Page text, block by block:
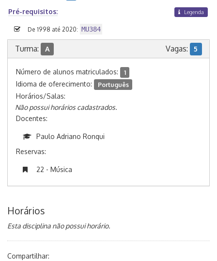
Pré-requisitos: Legenda
De 1998 até 2020: MU384
Turma: A Vagas: 5
Número de alunos matriculados: 1
Idioma de oferecimento: Português
Horários/Salas:
Não possui horários cadastrados.
Docentes:
Paulo Adriano Ronqui
Reservas:
22 - Música
Horários
Esta disciplina não possui horário.
Compartilhar: